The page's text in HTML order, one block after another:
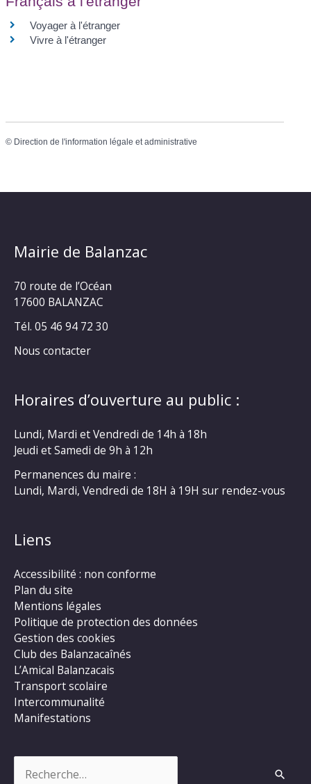
Voyager à l'étranger
Vivre à l'étranger
© Direction de l'information légale et administrative
Mairie de Balanzac
70 route de l’Océan
17600 BALANZAC
Tél. 05 46 94 72 30
Nous contacter
Horaires d’ouverture au public :
Lundi, Mardi et Vendredi de 14h à 18h
Jeudi et Samedi de 9h à 12h
Permanences du maire :
Lundi, Mardi, Vendredi de 18H à 19H sur rendez-vous
Liens
Accessibilité : non conforme
Plan du site
Mentions légales
Politique de protection des données
Gestion des cookies
Club des Balanzacaînés
L’Amical Balanzacais
Transport scolaire
Intercommunalité
Manifestations